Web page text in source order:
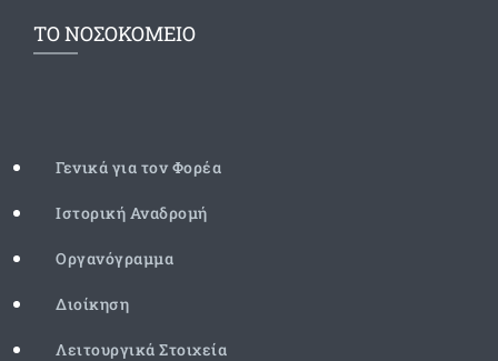
ΤΟ ΝΟΣΟΚΟΜΕΙΟ
Γενικά για τον Φορέα
Ιστορική Αναδρομή
Οργανόγραμμα
Διοίκηση
Λειτουργικά Στοιχεία